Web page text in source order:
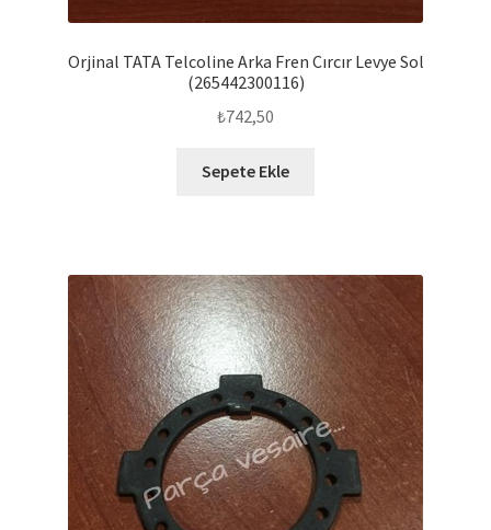
Orjinal TATA Telcoline Arka Fren Cırcır Levye Sol
(265442300116)
₺742,50
Sepete Ekle